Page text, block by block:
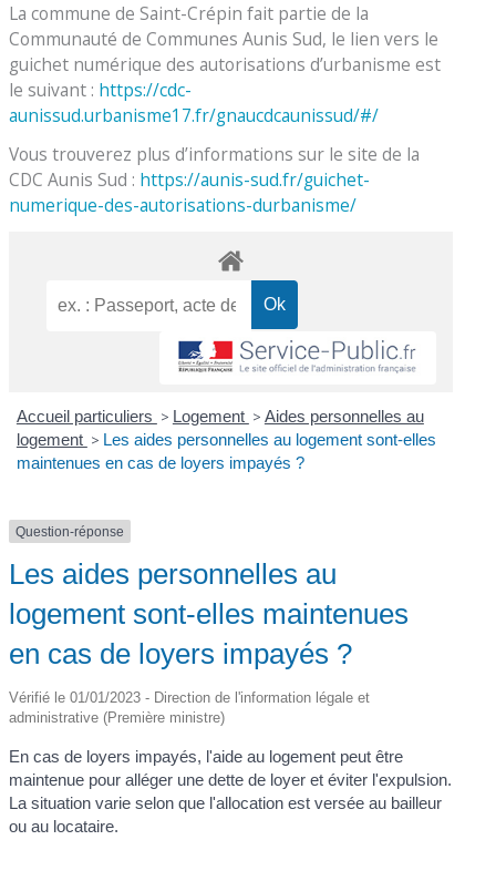
La commune de Saint-Crépin fait partie de la
Communauté de Communes Aunis Sud, le lien vers le
guichet numérique des autorisations d’urbanisme est
le suivant : https://cdc-
aunissud.urbanisme17.fr/gnaucdcaunissud/#/
Vous trouverez plus d’informations sur le site de la
CDC Aunis Sud : https://aunis-sud.fr/guichet-
numerique-des-autorisations-durbanisme/
Accueil particuliers > Logement > Aides personnelles au
logement > Les aides personnelles au logement sont-elles
maintenues en cas de loyers impayés ?
Question-réponse
Les aides personnelles au
logement sont-elles maintenues
en cas de loyers impayés ?
Vérifié le 01/01/2023 - Direction de l'information légale et
administrative (Première ministre)
En cas de loyers impayés, l'aide au logement peut être
maintenue pour alléger une dette de loyer et éviter l'expulsion.
La situation varie selon que l'allocation est versée au bailleur
ou au locataire.